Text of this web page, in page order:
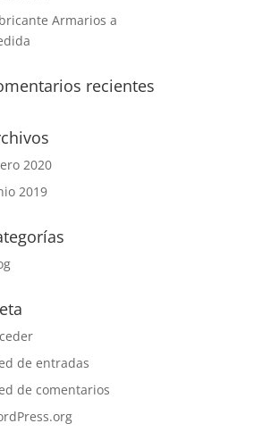
Armarios a
recientes
2020
2019
de entradas
de comentarios